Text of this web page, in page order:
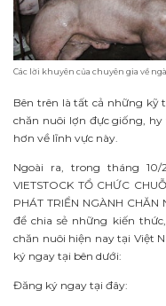
Các lời khuyên của chuyên gia về
Bên trên là tất cả những
chăn nuôi lợn đực giống,
hơn về lĩnh vực này.
Ngoài ra, trong tháng 10/
VIETSTOCK TỔ CHỨC
PHÁT TRIỂN NGÀNH
để chia sẻ những kiến
chăn nuôi hiện nay tại Việt
ký ngay tại bên dưới:
Đăng ký ngay tại đây: